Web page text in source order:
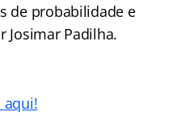
de probabilidade e
Josimar Padilha.
aqui!